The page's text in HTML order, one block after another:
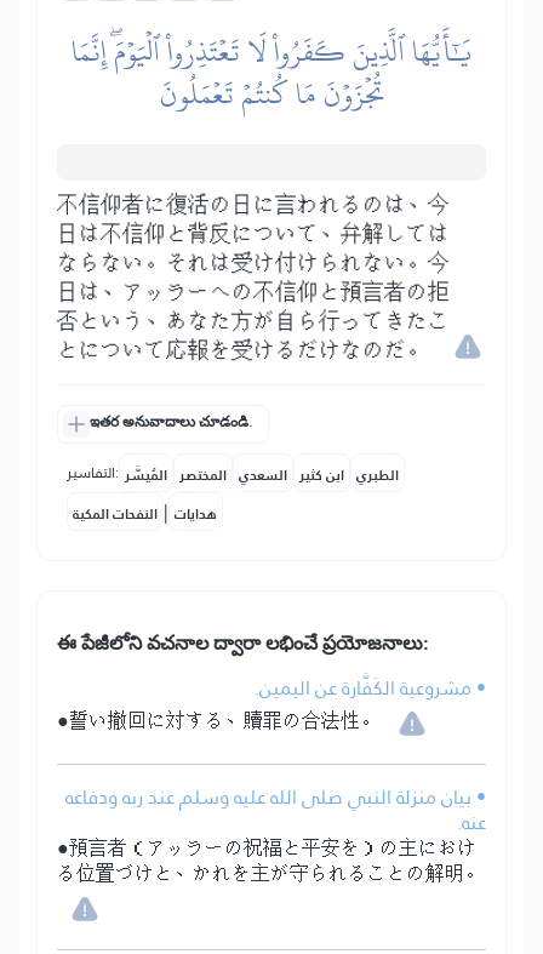
يَٰٓأَيُّهَا ٱلَّذِينَ كَفَرُواْ لَا تَعۡتَذِرُواْ ٱلۡيَوۡمَۖ إِنَّمَا
تُجۡزَوۡنَ مَا كُنتُمۡ تَعۡمَلُونَ
不信仰者に復活の日に言われるのは、今
日は不信仰と背反について、弁解しては
ならない。それは受け付けられない。今
日は、アッラーへの不信仰と預言者の拒
否という、あなた方が自ら行ってきたこ
とについて応報を受けるだけなのだ。
ఇతర అనువాదాలు చూడండి.
التفاسير: المُيسَّر المختصر السعدي ابن كثير الطبري
النفحات المكية | هدايات
ఈ పేజీలోని వచనాల ద్వారా లభించే ప్రయోజనాలు:
• مشروعية الكَفَّارة عن اليمين.
●誓い撤回に対する、贖罪の合法性。
• بيان منزلة النبي صلى الله عليه وسلم عند ربه ودفاعه
عنه.
●預言者（アッラーの祝福と平安を）の主におけ
る位置づけと、かれを主が守られることの解明。